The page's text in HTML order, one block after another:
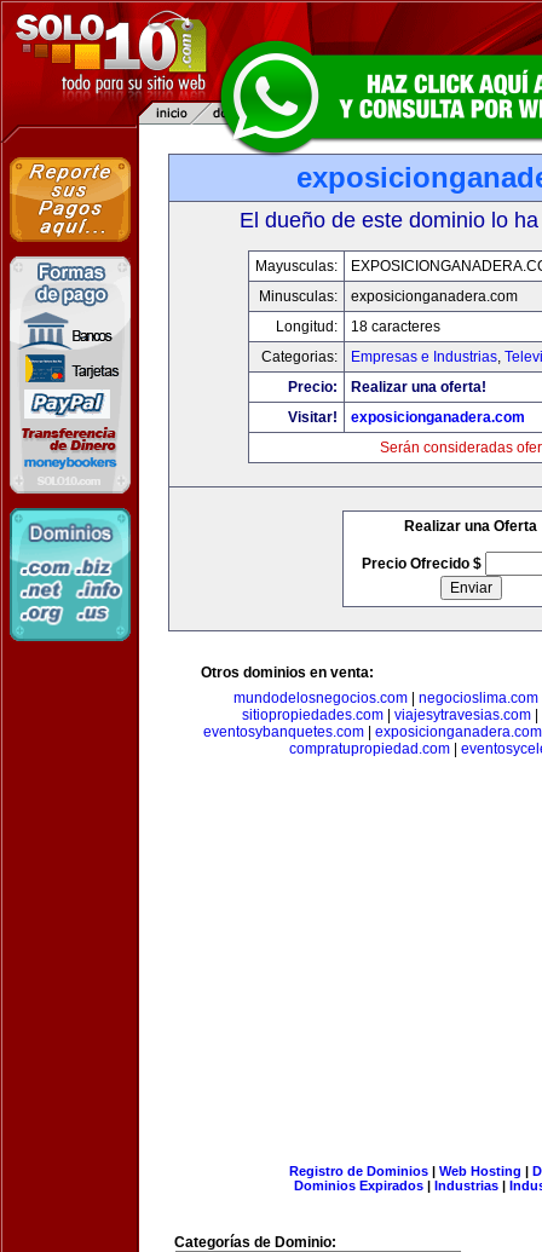
El dueño de este dominio lo
Mayusculas:
Minusculas:
exposicionganadera.com
Longitud:
18 caracteres
Categorias:
Empresas e Industrias,
Precio:
Realizar una oferta!
Visitar!
exposicionganadera.com
Serán consideradas
Realizar una Oferta
Precio Ofrecido $
Otros dominios en venta:
mundodelosnegocios.com| negocioslima.com
sitiopropiedades.com| viajesytravesias.com|
eventosybanquetes.com| exposicionganadera.com
compratupropiedad.com
Registro de Dominios| Web Hosting |
Dominios Expirados | Industrias |
Categorías de Dominio: